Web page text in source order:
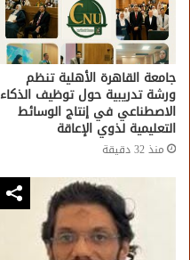
جامعة القاهرة الأهلية تنظم
ورشة تدريبية حول توظيف الذكاء
الاصطناعي في إنتاج الوسائط
التعليمية لذوي الإعاقة
منذ 32 دقيقة